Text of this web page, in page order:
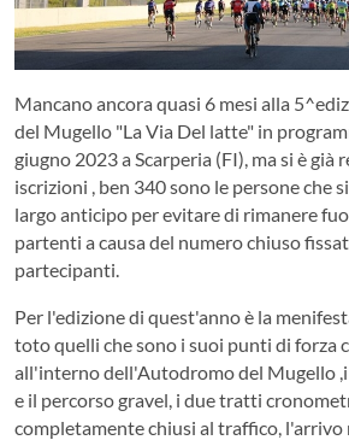
Mancano ancora quasi 6 mesi alla
del Mugello "La Via Del latte" in
giugno 2023 a Scarperia (FI), ma si è già
iscrizioni , ben 340 sono le persone che
largo anticipo per evitare di rimanere
partenti a causa del numero chiuso
partecipanti.
Per l'edizione di quest'anno è la
toto quelli che sono i suoi punti di forza
all'interno dell'Autodromo del Mugello
e il percorso gravel, i due tratti
completamente chiusi al traffico, l'arrivo